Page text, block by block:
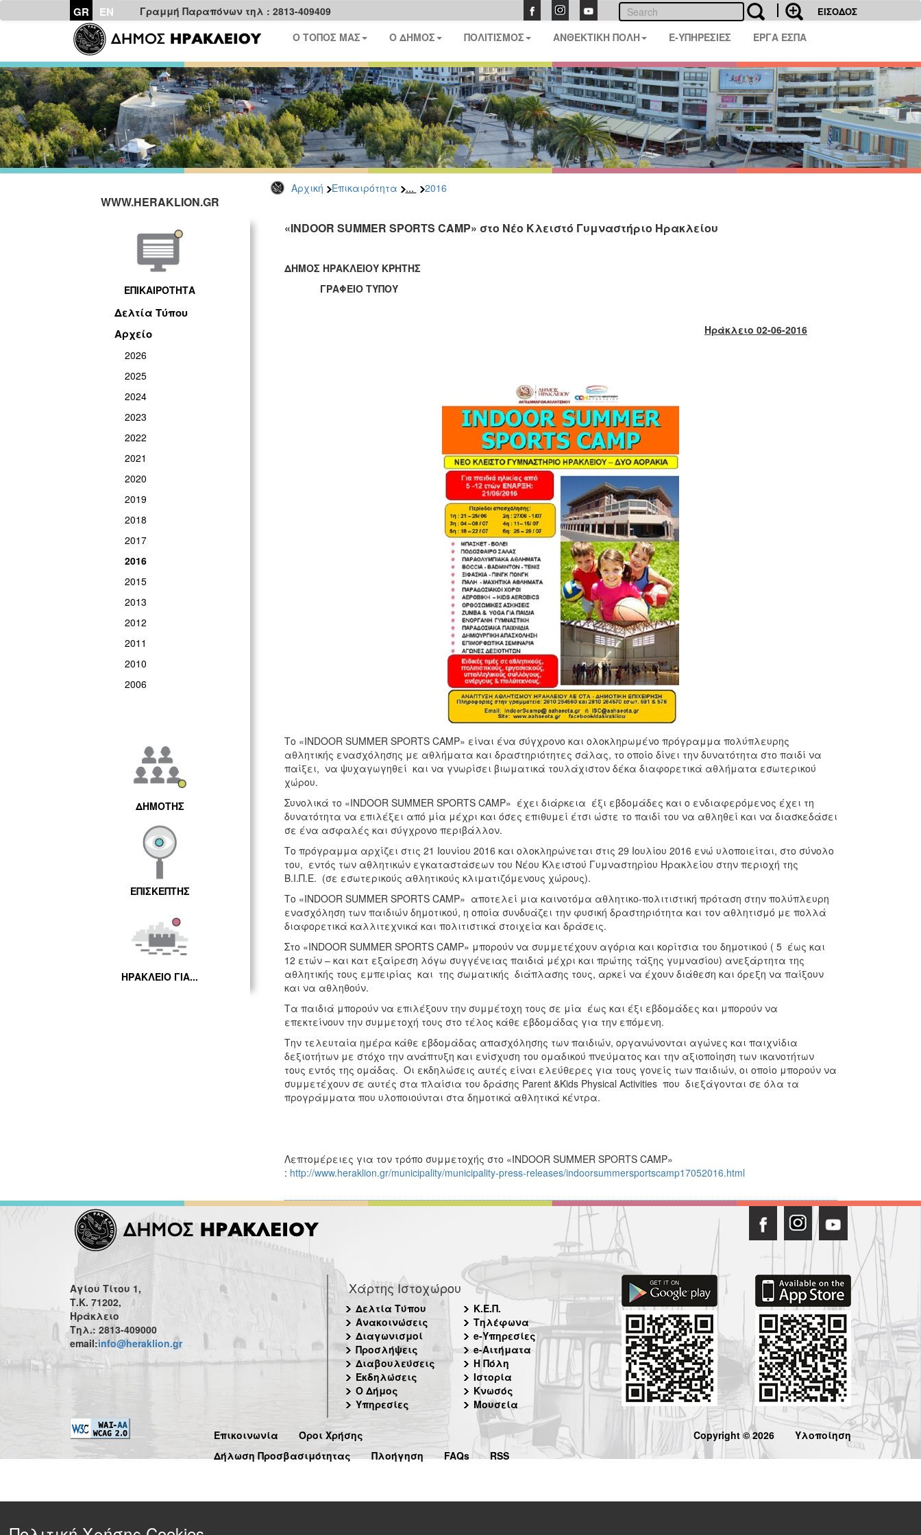
GR EN Γραμμή Παραπόνων τηλ : 2813-409409 ΕΙΣΟΔΟΣ
Ο ΤΟΠΟΣ ΜΑΣ Ο ΔΗΜΟΣ ΠΟΛΙΤΙΣΜΟΣ ΑΝΘΕΚΤΙΚΗ ΠΟΛΗ E-ΥΠΗΡΕΣΙΕΣ ΕΡΓΑ ΕΣΠΑ
Αρχική Επικαιρότητα ... 2016
WWW.HERAKLION.GR
ΕΠΙΚΑΙΡΟΤΗΤΑ
Δελτία Τύπου
Αρχείο
2026
2025
2024
2023
2022
2021
2020
2019
2018
2017
2016
2015
2013
2012
2011
2010
2006
ΔΗΜΟΤΗΣ
ΕΠΙΣΚΕΠΤΗΣ
ΗΡΑΚΛΕΙΟ ΓΙΑ...
«INDOOR SUMMER SPORTS CAMP» στο Νέο Κλειστό Γυμναστήριο Ηρακλείου
ΔΗΜΟΣ ΗΡΑΚΛΕΙΟΥ ΚΡΗΤΗΣ
ΓΡΑΦΕΙΟ ΤΥΠΟΥ
Ηράκλειο 02-06-2016
Το «INDOOR SUMMER SPORTS CAMP» είναι ένα σύγχρονο και ολοκληρωμένο πρόγραμμα πολύπλευρης
αθλητικής ενασχόλησης με αθλήματα και δραστηριότητες σάλας, το οποίο δίνει την δυνατότητα στο παιδί να
παίξει, να ψυχαγωγηθεί και να γνωρίσει βιωματικά τουλάχιστον δέκα διαφορετικά αθλήματα εσωτερικού
χώρου.
Συνολικά το «INDOOR SUMMER SPORTS CAMP» έχει διάρκεια έξι εβδομάδες και ο ενδιαφερόμενος έχει τη
δυνατότητα να επιλέξει από μία μέχρι και όσες επιθυμεί έτσι ώστε το παιδί του να αθληθεί και να διασκεδάσει
σε ένα ασφαλές και σύγχρονο περιβάλλον.
Το πρόγραμμα αρχίζει στις 21 Ιουνίου 2016 και ολοκληρώνεται στις 29 Ιουλίου 2016 ενώ υλοποιείται, στο σύνολο
του, εντός των αθλητικών εγκαταστάσεων του Νέου Κλειστού Γυμναστηρίου Ηρακλείου στην περιοχή της
Β.Ι.Π.Ε. (σε εσωτερικούς αθλητικούς κλιματιζόμενους χώρους).
Το «INDOOR SUMMER SPORTS CAMP» αποτελεί μια καινοτόμα αθλητικο-πολιτιστική πρόταση στην πολύπλευρη
ενασχόληση των παιδιών δημοτικού, η οποία συνδυάζει την φυσική δραστηριότητα και τον αθλητισμό με πολλά
διαφορετικά καλλιτεχνικά και πολιτιστικά στοιχεία και δράσεις.
Στο «INDOOR SUMMER SPORTS CAMP» μπορούν να συμμετέχουν αγόρια και κορίτσια του δημοτικού ( 5 έως και
12 ετών – και κατ εξαίρεση λόγω συγγένειας παιδιά μέχρι και πρώτης τάξης γυμνασίου) ανεξάρτητα της
αθλητικής τους εμπειρίας και της σωματικής διάπλασης τους, αρκεί να έχουν διάθεση και όρεξη να παίξουν
και να αθληθούν.
Τα παιδιά μπορούν να επιλέξουν την συμμέτοχη τους σε μία έως και έξι εβδομάδες και μπορούν να
επεκτείνουν την συμμετοχή τους στο τέλος κάθε εβδομάδας για την επόμενη.
Την τελευταία ημέρα κάθε εβδομάδας απασχόλησης των παιδιών, οργανώνονται αγώνες και παιχνίδια
δεξιοτήτων με στόχο την ανάπτυξη και ενίσχυση του ομαδικού πνεύματος και την αξιοποίηση των ικανοτήτων
τους εντός της ομάδας. Οι εκδηλώσεις αυτές είναι ελεύθερες για τους γονείς των παιδιών, οι οποίο μπορούν να
συμμετέχουν σε αυτές στα πλαίσια του δράσης Parent &Kids Physical Activities που διεξάγονται σε όλα τα
προγράμματα που υλοποιούνται στα δημοτικά αθλητικά κέντρα.
Λεπτομέρειες για τον τρόπο συμμετοχής στο «INDOOR SUMMER SPORTS CAMP»
: http://www.heraklion.gr/municipality/municipality-press-releases/indoorsummersportscamp17052016.html
Αγίου Τίτου 1,
Τ.Κ. 71202,
Ηράκλειο
Τηλ.: 2813-409000
email:info@heraklion.gr
Χάρτης Ιστοχώρου
Δελτία Τύπου
Ανακοινώσεις
Διαγωνισμοί
Προσλήψεις
Διαβουλεύσεις
Εκδηλώσεις
Ο Δήμος
Υπηρεσίες
Κ.Ε.Π.
Τηλέφωνα
e-Υπηρεσίες
e-Αιτήματα
Η Πόλη
Ιστορία
Κνωσός
Μουσεία
Επικοινωνία
Όροι Χρήσης
Δήλωση Προσβασιμότητας
Πλοήγηση FAQs RSS
Copyright © 2026 Υλοποίηση